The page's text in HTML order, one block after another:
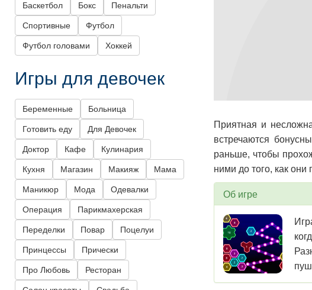
Приятная и
встречаются
раньше, чтобы
ними до того, как они
Об игре
Баскетбол Бокс Пенальти
Спортивные Футбол
Футбол головами Хоккей
Игры для девочек
Беременные Больница
Готовить еду Для Девочек
Доктор Кафе Кулинария
Кухня Магазин Макияж Мама
Маникюр Мода Одевалки
Операция Парикмахерская
Переделки Повар Поцелуи
Принцессы Прически
Про Любовь Ресторан